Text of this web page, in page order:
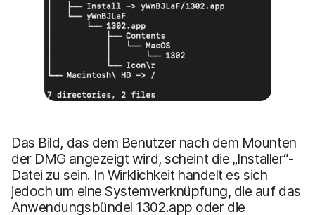
Das Bild, das dem Benutzer nach dem Mounten
der DMG angezeigt wird, scheint die „Installer“-
Datei zu sein. In Wirklichkeit handelt es sich
jedoch um eine Systemverknüpfung, die auf das
Anwendungsbündel 1302.app oder die